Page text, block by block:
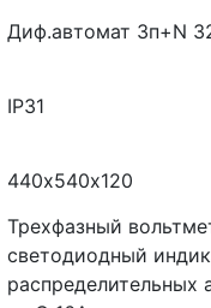
Диф.автомат 3п+N
IP31
440х540х120
Трехфазный
светодиодный
распределительных